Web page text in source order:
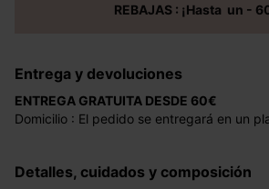
REBAJAS : ¡Hasta un -
Entrega y devoluciones
ENTREGA GRATUITA DESDE 60€
Domicilio : El pedido se entregará en un
Mondial Relay : El pedido se entregará en
Detalles, cuidados y composición